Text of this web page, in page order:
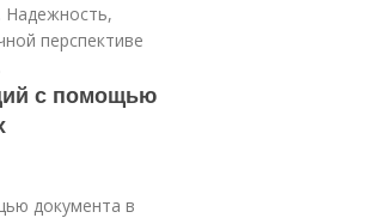
Надежность,
перспективе
с помощью
документа в